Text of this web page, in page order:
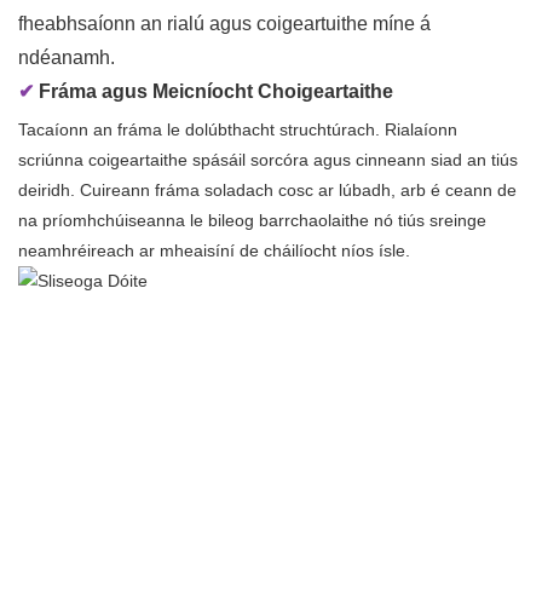
fheabhsaíonn an rialú agus coigeartuithe míne á
ndéanamh.
✔ Fráma agus Meicníocht Choigeartaithe
Tacaíonn an fráma le dolúbthacht struchtúrach. Rialaíonn
scriúnna coigeartaithe spásáil sorcóra agus cinneann siad an tiús
deiridh. Cuireann fráma soladach cosc ​​ar lúbadh, arb é ceann de
na príomhchúiseanna le bileog barrchaolaithe nó tiús sreinge
neamhréireach ar mheaisíní de cháilíocht níos ísle.